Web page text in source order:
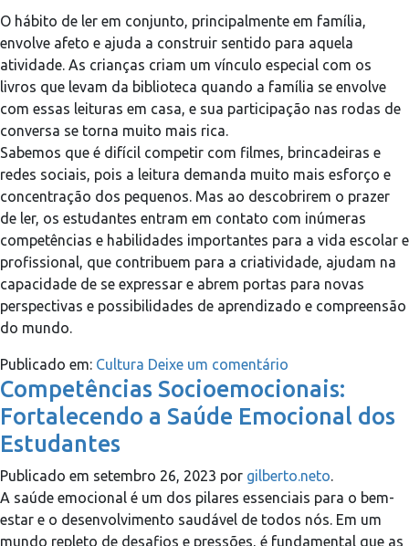
O hábito de ler em conjunto, principalmente em família,
envolve afeto e ajuda a construir sentido para aquela
atividade. As crianças criam um vínculo especial com os
livros que levam da biblioteca quando a família se envolve
com essas leituras em casa, e sua participação nas rodas de
conversa se torna muito mais rica.
Sabemos que é difícil competir com filmes, brincadeiras e
redes sociais, pois a leitura demanda muito mais esforço e
concentração dos pequenos. Mas ao descobrirem o prazer
de ler, os estudantes entram em contato com inúmeras
competências e habilidades importantes para a vida escolar e
profissional, que contribuem para a criatividade, ajudam na
capacidade de se expressar e abrem portas para novas
perspectivas e possibilidades de aprendizado e compreensão
do mundo.
Publicado em: Cultura Deixe um comentário
Competências Socioemocionais:
Fortalecendo a Saúde Emocional dos
Estudantes
Publicado em setembro 26, 2023 por gilberto.neto.
A saúde emocional é um dos pilares essenciais para o bem-
estar e o desenvolvimento saudável de todos nós. Em um
mundo repleto de desafios e pressões, é fundamental que as